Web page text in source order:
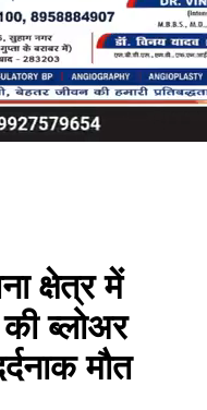
क्षेत्र में
ब्लोअर
मौत